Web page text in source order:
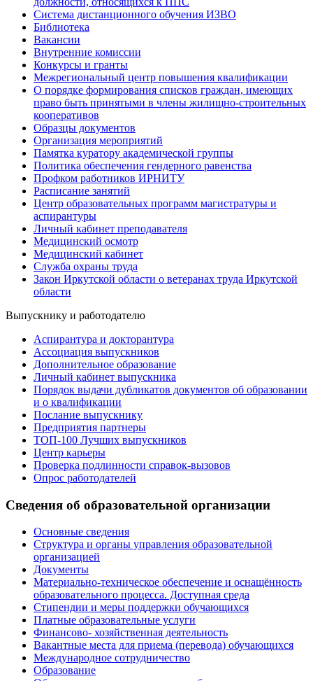
Система дистанционного обучения ИЗВО
Библиотека
Вакансии
Внутренние комиссии
Конкурсы и гранты
Межрегиональный центр повышения квалификации
О порядке формирования списков граждан, имеющих
право быть принятыми в члены жилищно-строительных
кооперативов
Образцы документов
Организация мероприятий
Памятка куратору академической группы
Политика обеспечения гендерного равенства
Профком работников ИРНИТУ
Расписание занятий
Центр образовательных программ магистратуры и
аспирантуры
Личный кабинет преподавателя
Медицинский осмотр
Медицинский кабинет
Служба охраны труда
Закон Иркутской области о ветеранах труда Иркутской
области
Выпускнику и работодателю
Аспирантура и докторантура
Ассоциация выпускников
Дополнительное образование
Личный кабинет выпускника
Порядок выдачи дубликатов документов об образовании
и о квалификации
Послание выпускнику
Предприятия партнеры
ТОП-100 Лучших выпускников
Центр карьеры
Проверка подлинности справок-вызовов
Опрос работодателей
Сведения об образовательной организации
Основные сведения
Структура и органы управления образовательной
организацией
Документы
Материально-техническое обеспечение и оснащённость
образовательного процесса. Доступная среда
Стипендии и меры поддержки обучающихся
Платные образовательные услуги
Финансово- хозяйственная деятельность
Вакантные места для приема (перевода) обучающихся
Международное сотрудничество
Образование